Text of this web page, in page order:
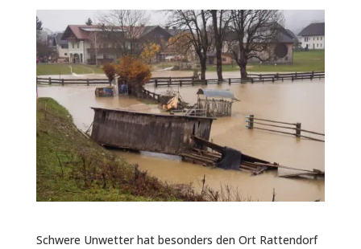
Schwere Unwetter hat besonders den Ort Rattendorf